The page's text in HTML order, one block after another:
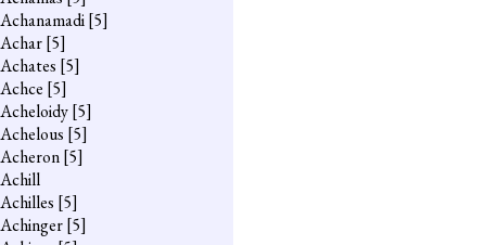
Achanamadi[5]
Achar[5]
Achates [5]
Achce [5]
Acheloidy[5]
Achelous [5]
Acheron[5]
Achill
Achilles [5]
Achinger[5]